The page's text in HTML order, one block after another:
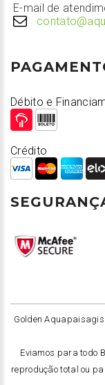
E-mail de
Débito e
Crédito
Golden
Eviamos para todo
reprodução total ou